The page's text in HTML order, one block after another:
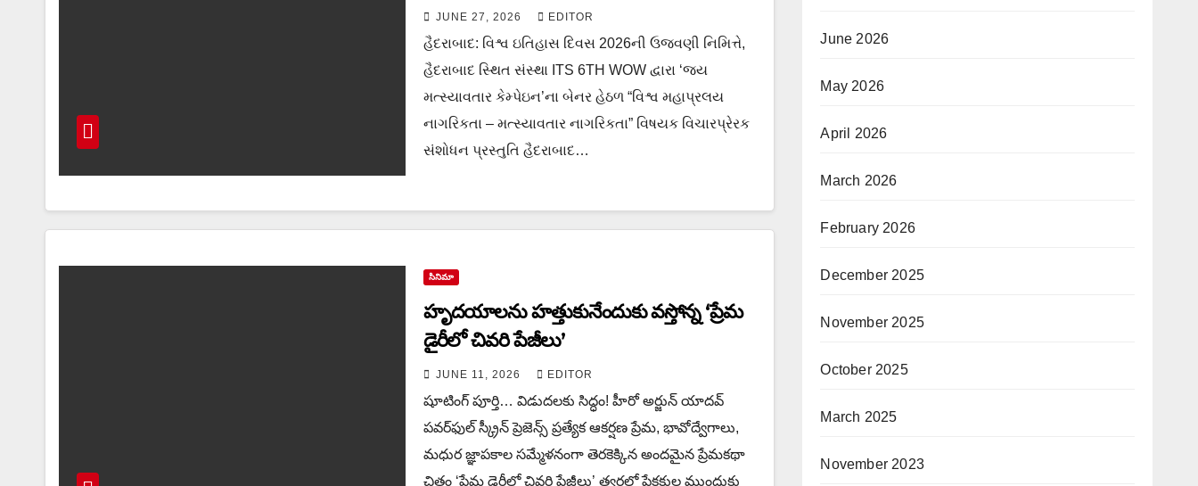
JUNE 27, 2026 EDITOR
હૈદરાબાદ: વિશ્વ ઇતિહાસ દિવસ 2026ની ઉજવણી નિમિત્તે,
હૈદરાબાદ સ્થિત સંસ્થા ITS 6TH WOW દ્વારા ‘જય
મત્સ્યાવતાર કેમ્પેઇન’ના બેનર હેઠળ “વિશ્વ મહાપ્રલય
નાગરિકતા – મત્સ્યાવતાર નાગરિકતા” વિષયક વિચારપ્રેરક
સંશોધન પ્રસ્તુતિ હૈદરાબાદ…
సినిమా
హృదయాలను హత్తుకునేందుకు వస్తోన్న ‘ప్రేమ
డైరీలో చివరి పేజీలు’
JUNE 11, 2026 EDITOR
షూటింగ్ పూర్తి… విడుదలకు సిద్ధం! హీరో అర్జున్ యాదవ్
పవర్‌ఫుల్ స్క్రీన్ ప్రెజెన్స్ ప్రత్యేక ఆకర్షణ ప్రేమ, భావోద్వేగాలు,
మధుర జ్ఞాపకాల సమ్మేళనంగా తెరకెక్కిన అందమైన ప్రేమకథా
చిత్రం ‘ప్రేమ డైరీలో చివరి పేజీలు’ త్వరలో ప్రేక్షకుల ముందుకు
June 2026
May 2026
April 2026
March 2026
February 2026
December 2025
November 2025
October 2025
March 2025
November 2023